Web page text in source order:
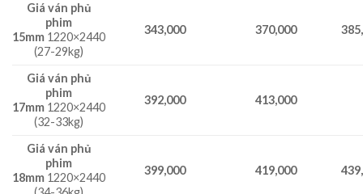
Giá ván phủ
phim
15mm 1220×2440
(27-29kg)
343,000 370,000
Giá ván phủ
phim
17mm 1220×2440
(32-33kg)
392,000 413,000
Giá ván phủ
phim
18mm 1220×2440
399,000 419,000